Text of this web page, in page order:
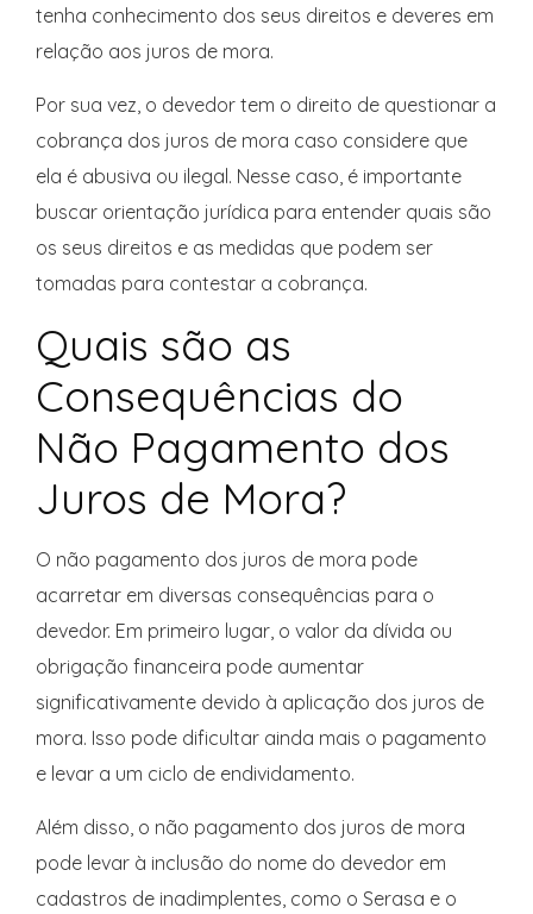
tenha conhecimento dos seus direitos e deveres em
relação aos juros de mora.
Por sua vez, o devedor tem o direito de questionar a
cobrança dos juros de mora caso considere que
ela é abusiva ou ilegal. Nesse caso, é importante
buscar orientação jurídica para entender quais são
os seus direitos e as medidas que podem ser
tomadas para contestar a cobrança.
Quais são as
Consequências do
Não Pagamento dos
Juros de Mora?
O não pagamento dos juros de mora pode
acarretar em diversas consequências para o
devedor. Em primeiro lugar, o valor da dívida ou
obrigação financeira pode aumentar
significativamente devido à aplicação dos juros de
mora. Isso pode dificultar ainda mais o pagamento
e levar a um ciclo de endividamento.
Além disso, o não pagamento dos juros de mora
pode levar à inclusão do nome do devedor em
cadastros de inadimplentes, como o Serasa e o